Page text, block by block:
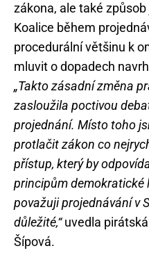
zákona, ale také
Koalice během
procedurální většinu k
mluvit o dopadech
„Takto zásadní změna
zasloužila poctivou
projednání. Místo toho
protlačit zákon co
přístup, který by
principům demokratické
považuji projednávání v
důležité,“uvedla
Šípová.